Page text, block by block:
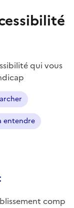
qui vous
entendre
comp